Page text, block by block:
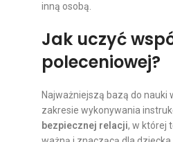
inną osobą.
Jak uczyć
poleceniowej?
Najważniejszą bazą do nauki
zakresie wykonywania
bezpiecznej relacji, w której